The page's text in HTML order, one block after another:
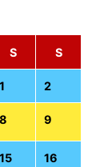
S S
1 2
8 9
15 16